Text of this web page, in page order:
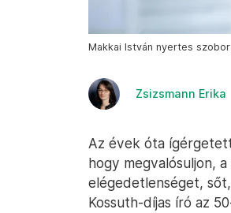
Makkai István nyertes
Zsizsmann Erika
Az évek óta
hogy megvalósuljon,
elégedetlenséget,
Kossuth-díjas író az